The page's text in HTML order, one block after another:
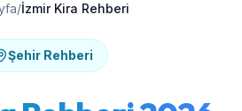
/İzmir Kira Rehberi
Şehir Rehberi